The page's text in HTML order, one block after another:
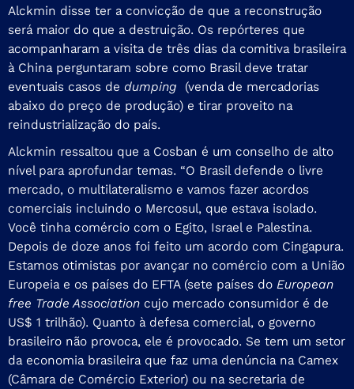
Alckmin disse ter a convicção de que a reconstrução
será maior do que a destruição. Os repórteres que
acompanharam a visita de três dias da comitiva brasileira
à China perguntaram sobre como Brasil deve tratar
eventuais casos de dumping (venda de mercadorias
abaixo do preço de produção) e tirar proveito na
reindustrialização do país.
Alckmin ressaltou que a Cosban é um conselho de alto
nível para aprofundar temas. “O Brasil defende o livre
mercado, o multilateralismo e vamos fazer acordos
comerciais incluindo o Mercosul, que estava isolado.
Você tinha comércio com o Egito, Israel e Palestina.
Depois de doze anos foi feito um acordo com Cingapura.
Estamos otimistas por avançar no comércio com a União
Europeia e os países do EFTA (sete países do European
free Trade Association cujo mercado consumidor é de
US$ 1 trilhão). Quanto à defesa comercial, o governo
brasileiro não provoca, ele é provocado. Se tem um setor
da economia brasileira que faz uma denúncia na Camex
(Câmara de Comércio Exterior) ou na secretaria de